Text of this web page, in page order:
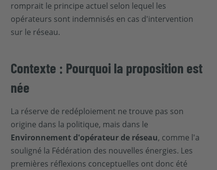
romprait le principe actuel selon lequel les
opérateurs sont indemnisés en cas d'intervention
sur le réseau.
Contexte : Pourquoi la proposition est
née
La réserve de redéploiement ne trouve pas son
origine dans la politique, mais dans le
Environnement d'opérateur de réseau, comme l'a
souligné la Fédération des nouvelles énergies. Les
premières réflexions conceptuelles ont donc été